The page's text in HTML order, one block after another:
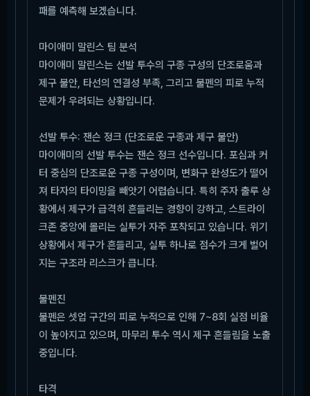
패를 예측해 보겠습니다.
마이애미 말린스 팀 분석
마이애미 말린스는 선발 투수의 구종 구성의 단조로움과
제구 불안, 타선의 연결성 부족, 그리고 불펜의 피로 누적
문제가 우려되는 상황입니다.
선발 투수: 잰슨 정크 (단조로운 구종과 제구 불안)
마이애미의 선발 투수는 잰슨 정크 선수입니다. 포심과 커
터 중심의 단조로운 구종 구성이며, 변화구 완성도가 떨어
져 타자의 타이밍을 빼앗기 어렵습니다. 특히 주자 출루 상
황에서 제구가 급격히 흔들리는 경향이 강하고, 스트라이
크존 중앙에 몰리는 실투가 자주 포착되고 있습니다. 위기
상황에서 제구가 흔들리고, 실투 하나로 점수가 크게 벌어
지는 구조라 리스크가 큽니다.
불펜진
불펜은 셋업 구간의 피로 누적으로 인해 7~8회 실점 비율
이 높아지고 있으며, 마무리 투수 역시 제구 흔들림을 노출
중입니다.
타격